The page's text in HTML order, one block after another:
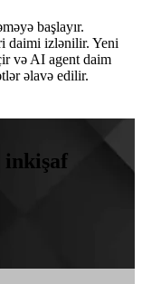
başlayır.
daimi izlənilir. Yeni
və AI agent daim
əlavə edilir.
inkişaf